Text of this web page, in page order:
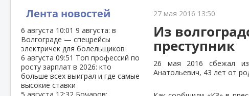
Лента новостей
6 августа 10:01 9 августа: в
Волгограде — спецрейсы
электричек для болельщиков
6 августа 09:51 Топ профессий по
росту зарплат в 2026: кто
больше всех выиграл и где самые
высокие ставки
27 мая 2016 13:50
Из
преступник
26 мая 2016 сбежал
Анатольевич, 43 лет от